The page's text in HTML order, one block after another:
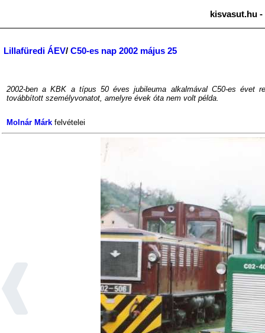
kisvasut.hu -
Lillafüredi ÁEV/ C50-es nap 2002 május 25
2002-ben a KBK a típus 50 éves jubileuma alkalmával C50-es évet
továbbított személyvonatot, amelyre évek óta nem volt példa.
Molnár Márk felvételei